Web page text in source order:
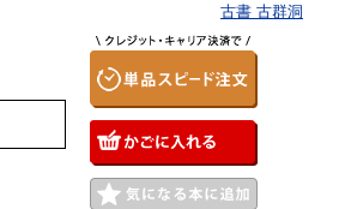
古書 古群洞